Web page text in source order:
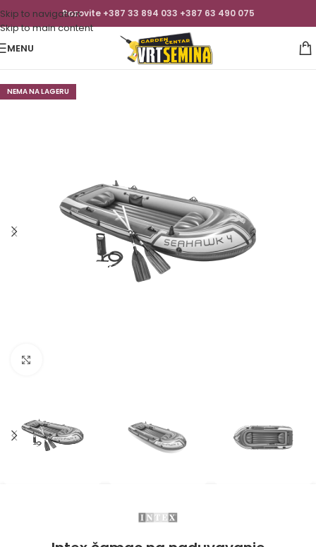
Skip to navigation
Skip to main content
Pozovite +387 33 894 033 +387 63 490 075
MENU
NEMA NA LAGERU